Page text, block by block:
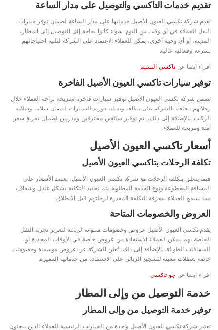
تقديم خدمات التاكسي والتوصيل على مدار الساعة
تقدم شركة تكسي العيون الأصيل خدماتها على مدار الساعة لضمان توفر خيارات
النقل للعملاء في أي وقت من اليوم. سواء كانوا بحاجة إلى التوصيل إلى المطار،
المدينة، أو أي وجهة أخرى، يمكن للعملاء الاعتماد على الشركة لتلبية احتياجاتهم
بسرعة وفعالية عالية.
اقراء ايضا عن تاكسي النسيم
توفير سيارات تاكسي العيون الأصيل الفاخرة
تضمن شركة تكسي العيون الأصيل توفير سيارات فاخرة ومريحة لراحة العملاء خلال
رحلاتهم. تحافظ الشركة على نظافة وصيانة دورية للسيارات لضمان سلامة وسلامة
الركاب. بالإضافة إلى ذلك، يتم توفير سائقين محترفين ومدربين لضمان تجربة سفر
آمنة ومريحة للعملاء.
أسعار تاكسي العيون الأصيل
تكلفة الرحلات بتاكسي العيون الأصيل
فيما يتعلق بتكلفة الرحلات مع شركة تكسي العيون الأصيل، تعتمد الأسعار على
المسافة المقطوعة ونوع الخدمة المطلوبة. يتم تحديد التكلفة بشكل عادل وشفاف،
مما يسمح للعملاء بمعرفة التكلفة المقدرة لرحلتهم قبل الانطلاق.
العروض والخصومات المتاحة
يقدم تكسي العيون الأصيل عروض وخصومات متنوعة لزبائنه لتعزيز تجربة النقل
الخاصة بهم. يمكن للعملاء الاستفادة من عروض خاصة في الأوقات المحددة أو
للمسافات الطويلة. بالإضافة إلى ذلك، تُعلن الشركة عن عروض موسمية وخصومات
خاصة بعطلات معينة لتشجيع الزبائن على الاستفادة من خدماتها المميزة.
اقراء ايضا عن جو تاكسي
خدمة التوصيل من وإلى المطار
توفير خدمة التوصيل من وإلى المطار
تعتبر شركة تكسي العيون الأصيل واحدة من الخيارات الرئيسية للعملاء الذين يبحثون